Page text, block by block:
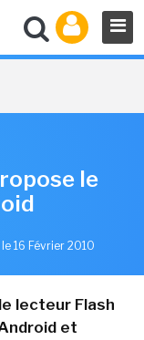
le
16 Février 2010
lecteur Flash
et